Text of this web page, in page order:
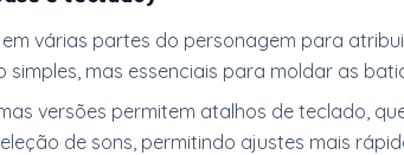
em várias partes do personagem para
simples, mas essenciais para moldar as
versões permitem atalhos de teclado,
de sons, permitindo ajustes mais